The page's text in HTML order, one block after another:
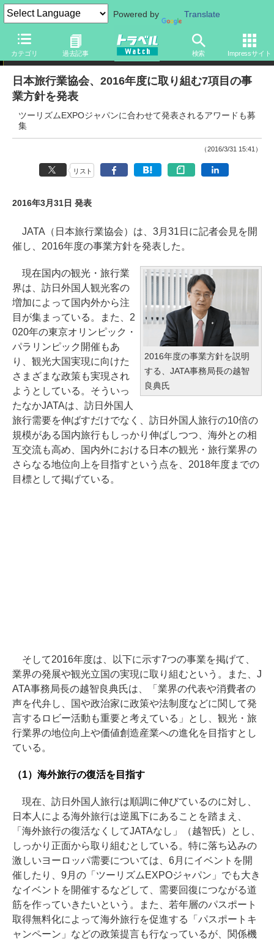
Powered by Translate
カテゴリ 過去記事 検索 Impressサイト
ニュース
日本旅行業協会、2016年度に取り組む7項目の事
業方針を発表
ツーリズムEXPOジャパンに合わせて発表されるアワードも募
集
（2016/3/31 15:41）
リスト
2016年3月31日 発表
JATA（日本旅行業協会）は、3月31日に記者会見を開
催し、2016年度の事業方針を発表した。
2016年度の事業方針を説明
する、JATA事務局長の越智
良典氏
現在国内の観光・旅行業
界は、訪日外国人観光客の
増加によって国内外から注
目が集まっている。また、2
020年の東京オリンピック・
パラリンピック開催もあ
り、観光大国実現に向けた
さまざまな政策も実現され
ようとしている。そういっ
たなかJATAは、訪日外国人
旅行需要を伸ばすだけでなく、訪日外国人旅行の10倍の
規模がある国内旅行もしっかり伸ばしつつ、海外との相
互交流も高め、国内外における日本の観光・旅行業界の
さらなる地位向上を目指すという点を、2018年度までの
目標として掲げている。
そして2016年度は、以下に示す7つの事業を掲げて、
業界の発展や観光立国の実現に取り組むという。また、J
ATA事務局長の越智良典氏は、「業界の代表や消費者の
声を代弁し、国や政治家に政策や法制度などに関して発
言するロビー活動も重要と考えている」とし、観光・旅
行業界の地位向上や価値創造産業への進化を目指すとし
ている。
（1）海外旅行の復活を目指す
現在、訪日外国人旅行は順調に伸びているのに対し、
日本人による海外旅行は逆風下にあることを踏まえ、
「海外旅行の復活なくしてJATAなし」（越智氏）とし、
しっかり正面から取り組むとしている。特に落ち込みの
激しいヨーロッパ需要については、6月にイベントを開
催したり、9月の「ツーリズムEXPOジャパン」でも大き
なイベントを開催するなどして、需要回復につながる道
筋を作っていきたいという。また、若年層のパスポート
取得無料化によって海外旅行を促進する「パスポートキ
ャンペーン」などの政策提言も行なっているが、関係機